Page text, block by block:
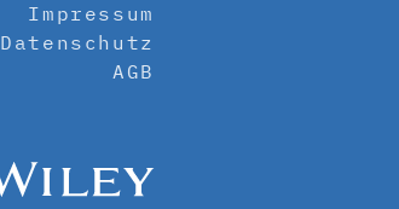
Impressum
Datenschutz
AGB